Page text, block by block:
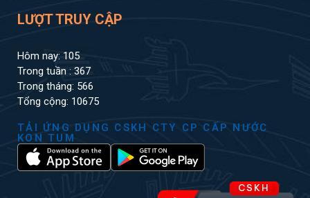
LƯỢT TRUY CẬP
Hôm nay: 105
Trong tuần : 367
Trong tháng: 566
Tổng cộng: 10675
TẢI ỨNG DỤNG CSKH CTY CP CẤP NƯỚC
KON TUM
CSKH